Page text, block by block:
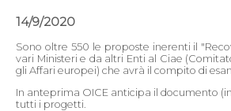
14/9/2020
Sono oltre 550 le proposte inerenti il
vari Ministeri e da altri Enti al Ciae
gli Affari europei) che avrà il compito di
In anteprima OICE anticipa il documento
tutti i progetti.